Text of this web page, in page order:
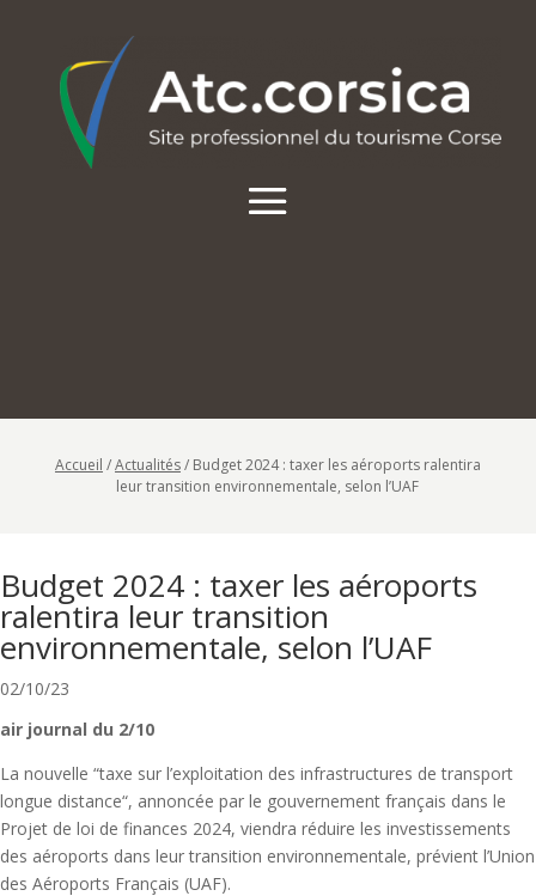
Accueil /Actualités/ Budget 2024 : taxer les aéroports ralentira
leur transition environnementale, selon l’UAF
Budget 2024 : taxer les aéroports
ralentira leur transition
environnementale, selon l’UAF
02/10/23
air journal du 2/10
La nouvelle “taxe sur l’exploitation des infrastructures de transport
longue distance“, annoncée par le gouvernement français dans le
Projet de loi de finances 2024, viendra réduire les investissements
des aéroports dans leur transition environnementale, prévient l’Union
des Aéroports Français (UAF).